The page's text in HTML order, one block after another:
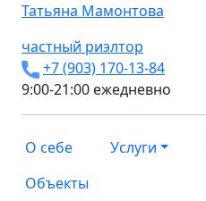
Татьяна Мамонтова
частный риэлтор
+7 (903) 170-13-84
9:00-21:00 ежедневно
О себе Услуги
Объекты